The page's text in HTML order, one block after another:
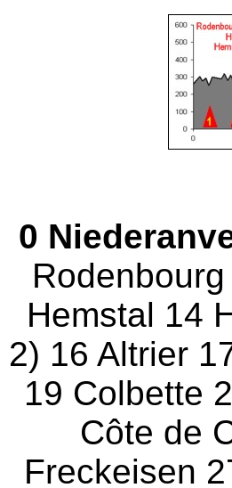
0
Hemstal 14
2) 16 Altrier
19 Colbette
Côte de
Freckeisen